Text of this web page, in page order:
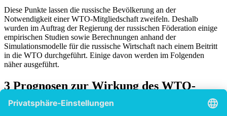
Diese Punkte lassen die russische Bevölkerung an der
Notwendigkeit einer WTO-Mitgliedschaft zweifeln. Deshalb
wurden im Auftrag der Regierung der russischen Föderation einige
empirischen Studien sowie Berechnungen anhand der
Simulationsmodelle für die russische Wirtschaft nach einem Beitritt
in die WTO durchgeführt. Einige davon werden im Folgenden
Beitritts für die russische Föderation